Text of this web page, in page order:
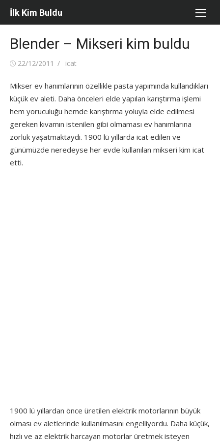
Skip
İlk Kim Buldu
Blender – Mikseri kim buldu
Posted
22/12/2011 Author
icat
Mikser ev hanımlarının özellikle pasta yapımında kullandıkları
küçük ev aleti. Daha önceleri elde yapılan karıştırma işlemi
hem yoruculuğu hemde karıştırma yoluyla elde edilmesi
gereken kıvamın istenilen gibi olmaması ev hanımlarına
zorluk yaşatmaktaydı. 1900 lü yıllarda icat edilen ve
günümüzde neredeyse her evde kullanılan mikseri kim icat
etti.
1900 lü yıllardan önce üretilen elektrik motorlarının büyük
olması ev aletlerinde kullanılmasını engelliyordu. Daha küçük,
hızlı ve az elektrik harcayan motorlar üretmek isteyen